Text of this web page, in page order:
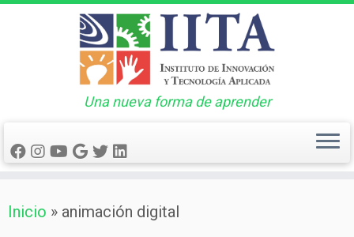
al
Una nueva forma de aprender
Inicio » animación digital